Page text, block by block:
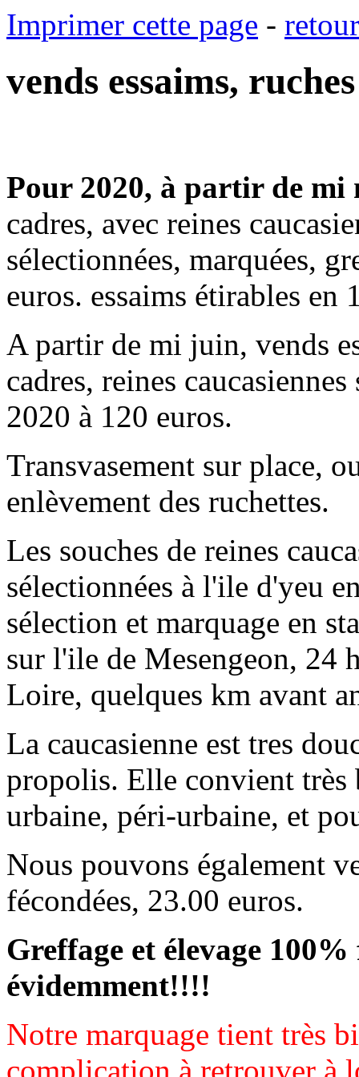
Imprimer cette page -
vends essaims, ruches
Pour 2020, à partir de mi
cadres, avec reines
sélectionnées, marquées,
euros. essaims étirables en
A partir de mi juin, vends
cadres, reines
2020 à 120 euros.
Transvasement sur place,
enlèvement des ruchettes.
Les souches de reines
sélectionnées à l'ile d'yeu
sélection et marquage en
sur l'ile de Mesengeon, 24
Loire, quelques km avant
La caucasienne est tres
propolis. Elle convient très
urbaine, péri-urbaine, et
Nous pouvons également
fécondées, 23.00 euros.
Greffage et élevage
évidemment!!!!
Notre marquage tient très
complication à retrouver à